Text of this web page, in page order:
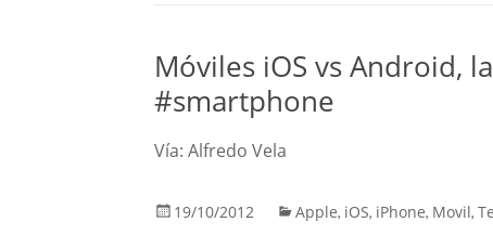
Móviles iOS vs Android,
#smartphone
Vía: Alfredo Vela
19/10/2012 Apple, iOS, iPhone, Movil,